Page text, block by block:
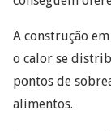
A construção
o calor se
pontos de
alimentos.